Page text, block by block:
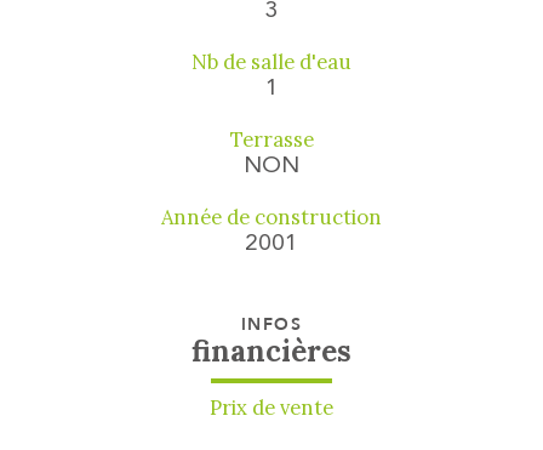
3
Nb de salle d'eau
1
Terrasse
NON
Année de construction
2001
INFOS
financières
Prix de vente